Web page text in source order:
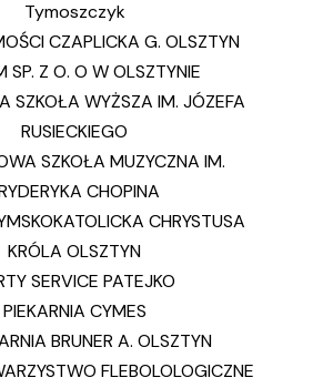
Tymoszczyk
CZAPLICKA G. OLSZTYN
SP. Z O. O W OLSZTYNIE
SZKOŁA WYŻSZA IM. JÓZEFA
RUSIECKIEGO
SZKOŁA MUZYCZNA IM.
CHOPINA
CHRYSTUSA
KRÓLA OLSZTYN
SERVICE PATEJKO
PIEKARNIA CYMES
BRUNER A. OLSZTYN
FLEBOLOLOGICZNE